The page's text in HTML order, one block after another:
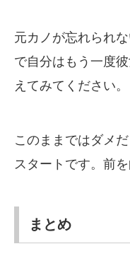
元カノが忘れられ
で自分はもう一度
えてみてください。
このままではダメ
スタートです。前
まとめ